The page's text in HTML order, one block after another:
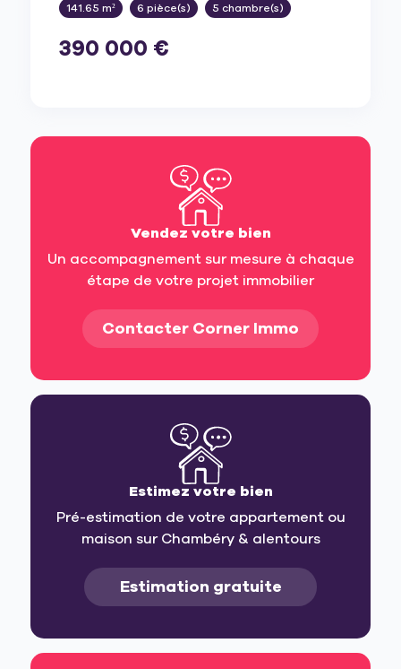
141.65 m² 6 pièce(s) 5 chambre(s)
390 000 €
Vendez votre bien
Un accompagnement sur mesure à chaque
étape de votre projet immobilier
Contacter Corner Immo
Estimez votre bien
Pré-estimation de votre appartement ou
maison sur Chambéry & alentours
Estimation gratuite